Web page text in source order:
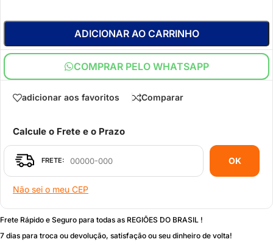
ADICIONAR AO CARRINHO
COMPRAR PELO WHATSAPP
adicionar aos favoritos Comparar
Calcule o Frete e o Prazo
OK
Não sei o meu CEP
Frete Rápido e Seguro para todas as REGIÕES DO BRASIL !
7 dias para troca ou devolução, satisfação ou seu dinheiro de volta!